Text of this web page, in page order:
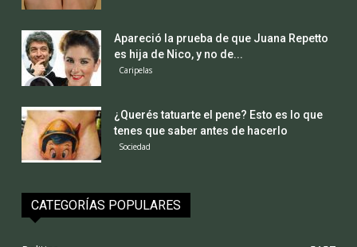
Apareció la prueba de que Juana Repetto
es hija de Nico, y no de...
Caripelas
¿Querés tatuarte el pene? Esto es lo que
tenes que saber antes de hacerlo
Sociedad
CATEGORÍAS POPULARES